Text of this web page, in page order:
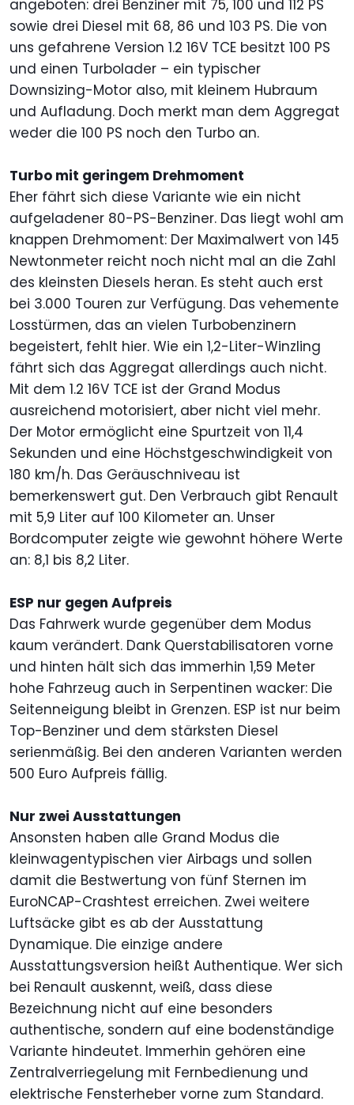
angeboten: drei Benziner mit 75, 100 und 112 PS
sowie drei Diesel mit 68, 86 und 103 PS. Die von
uns gefahrene Version 1.2 16V TCE besitzt 100 PS
und einen Turbolader – ein typischer
Downsizing-Motor also, mit kleinem Hubraum
und Aufladung. Doch merkt man dem Aggregat
weder die 100 PS noch den Turbo an.
Turbo mit geringem Drehmoment
Eher fährt sich diese Variante wie ein nicht
aufgeladener 80-PS-Benziner. Das liegt wohl am
knappen Drehmoment: Der Maximalwert von 145
Newtonmeter reicht noch nicht mal an die Zahl
des kleinsten Diesels heran. Es steht auch erst
bei 3.000 Touren zur Verfügung. Das vehemente
Losstürmen, das an vielen Turbobenzinern
begeistert, fehlt hier. Wie ein 1,2-Liter-Winzling
fährt sich das Aggregat allerdings auch nicht.
Mit dem 1.2 16V TCE ist der Grand Modus
ausreichend motorisiert, aber nicht viel mehr.
Der Motor ermöglicht eine Spurtzeit von 11,4
Sekunden und eine Höchstgeschwindigkeit von
180 km/h. Das Geräuschniveau ist
bemerkenswert gut. Den Verbrauch gibt Renault
mit 5,9 Liter auf 100 Kilometer an. Unser
Bordcomputer zeigte wie gewohnt höhere Werte
an: 8,1 bis 8,2 Liter.
ESP nur gegen Aufpreis
Das Fahrwerk wurde gegenüber dem Modus
kaum verändert. Dank Querstabilisatoren vorne
und hinten hält sich das immerhin 1,59 Meter
hohe Fahrzeug auch in Serpentinen wacker: Die
Seitenneigung bleibt in Grenzen. ESP ist nur beim
Top-Benziner und dem stärksten Diesel
serienmäßig. Bei den anderen Varianten werden
500 Euro Aufpreis fällig.
Nur zwei Ausstattungen
Ansonsten haben alle Grand Modus die
kleinwagentypischen vier Airbags und sollen
damit die Bestwertung von fünf Sternen im
EuroNCAP-Crashtest erreichen. Zwei weitere
Luftsäcke gibt es ab der Ausstattung
Dynamique. Die einzige andere
Ausstattungsversion heißt Authentique. Wer sich
bei Renault auskennt, weiß, dass diese
Bezeichnung nicht auf eine besonders
authentische, sondern auf eine bodenständige
Variante hindeutet. Immerhin gehören eine
Zentralverriegelung mit Fernbedienung und
elektrische Fensterheber vorne zum Standard.